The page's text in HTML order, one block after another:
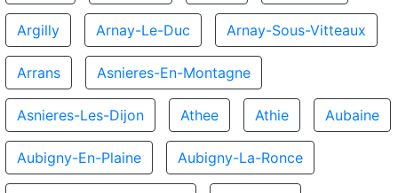
Argilly Arnay-Le-Duc Arnay-Sous-Vitteaux
Arrans Asnieres-En-Montagne
Asnieres-Les-Dijon Athee Athie Aubaine
Aubigny-En-Plaine Aubigny-La-Ronce